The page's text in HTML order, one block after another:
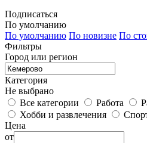
Подписаться
По умолчанию
По умолчанию По новизне По
Фильтры
Город или регион
Категория
Не выбрано
Все категории
Работа
Хобби и развлечения
Цена
от